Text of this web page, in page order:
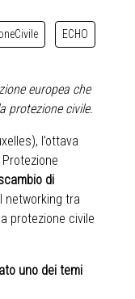
ECHO
europea che
protezione civile.
l’ottava
di
networking tra
protezione civile
uno dei temi